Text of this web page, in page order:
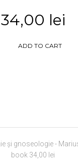
34,00 lei
ADD TO CART